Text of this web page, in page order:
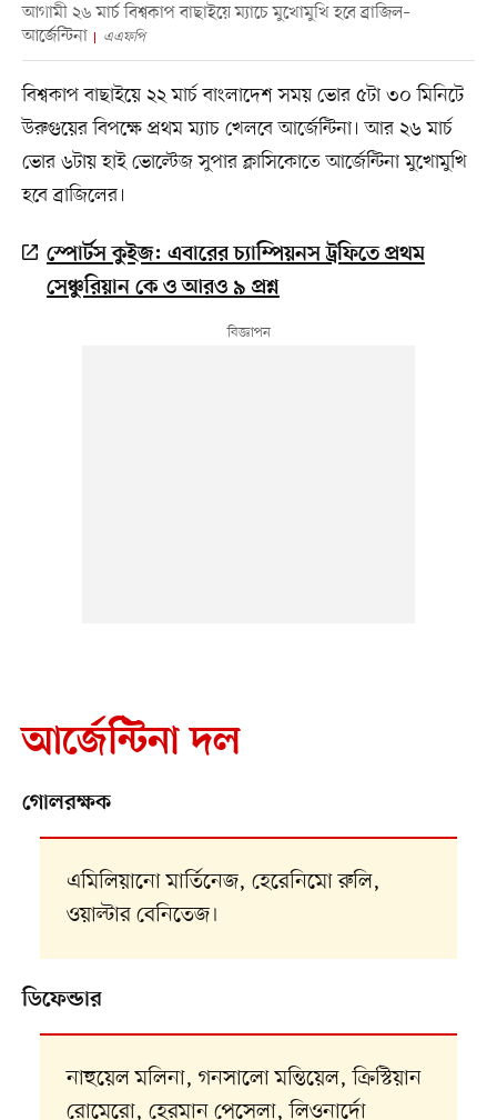
আগামী ২৬ মার্চ বিশ্বকাপ বাছাইয়ে ম্যাচে মুখোমুখি হবে ব্রাজিল–
আর্জেন্টিনা
এএফপি
বিশ্বকাপ বাছাইয়ে ২২ মার্চ বাংলাদেশ সময় ভোর ৫টা ৩০ মিনিটে
উরুগুয়ের বিপক্ষে প্রথম ম্যাচ খেলবে আর্জেন্টিনা। আর ২৬ মার্চ
ভোর ৬টায় হাই ভোল্টেজ সুপার ক্লাসিকোতে আর্জেন্টিনা মুখোমুখি
হবে ব্রাজিলের।
স্পোর্টস কুইজ: এবারের চ্যাম্পিয়নস ট্রফিতে প্রথম
সেঞ্চুরিয়ান কে ও আরও ৯ প্রশ্ন
আর্জেন্টিনা দল
গোলরক্ষক
এমিলিয়ানো মার্তিনেজ, হেরেনিমো রুলি,
ওয়াল্টার বেনিতেজ।
ডিফেন্ডার
নাহুয়েল মলিনা, গনসালো মন্তিয়েল, ক্রিস্টিয়ান
রোমেরো, হেরমান পেসেলা, লিওনার্দো